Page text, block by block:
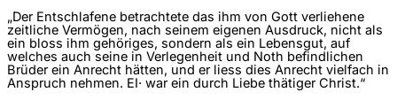
„Der Entschlafene betrachtete das ihm von Gott ver­liehene
zeitliche Vermögen, nach seinem eigenen Ausdruck, nicht als
ein bloss ihm gehöriges, sondern als ein Lebensgut, auf
welches auch seine in Verlegenheit und Noth befindlichen
Brüder ein Anrecht hätten, und er liess dies Anrecht vielfach in
Anspruch nehmen. EI· war ein durch Liebe thätiger Christ.“